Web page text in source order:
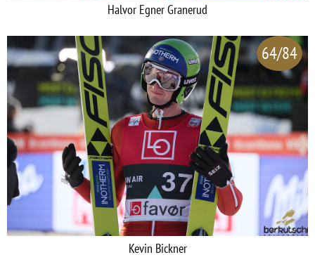
Halvor Egner Granerud
64/84
Kevin Bickner